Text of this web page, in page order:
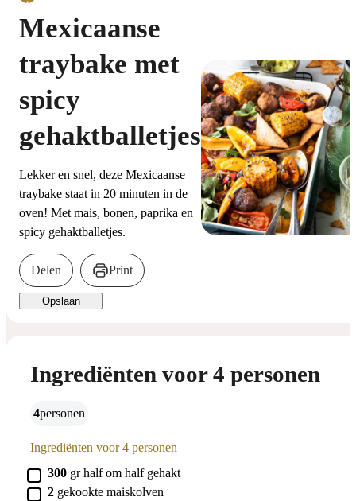
Mexicaanse
traybake met
spicy
gehaktballetjes
Lekker en snel, deze Mexicaanse
traybake staat in 20 minuten in de
oven! Met mais, bonen, paprika en
spicy gehaktballetjes.
Delen Print
Opslaan
Ingrediënten voor 4 personen
4 personen
Ingrediënten voor 4 personen
▢
300 gr half om half gehakt
▢
2 gekookte maiskolven